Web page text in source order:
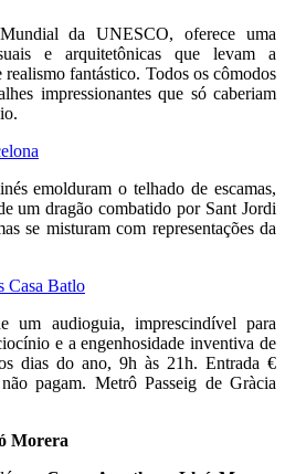
da UNESCO, oferece uma
e arquitetônicas que levam a
realismo fantástico. Todos os cômodos
impressionantes que só caberiam
emolduram o telhado de escamas,
um dragão combatido por Sant Jordi
se misturam com representações da
um audioguia, imprescindível para
e a engenhosidade inventiva de
dias do ano, 9h às 21h. Entrada €
pagam. Metrô Passeig de Gràcia
Morera